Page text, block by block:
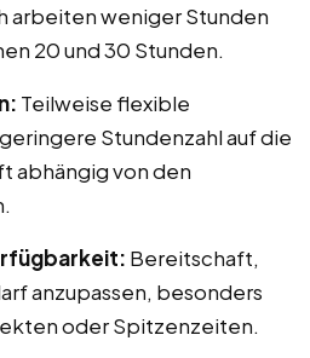
arbeiten weniger Stunden
20 und 30 Stunden.
Teilweise flexible
Stundenzahl auf die
abhängig von den
Bereitschaft,
anzupassen, besonders
oder Spitzenzeiten.